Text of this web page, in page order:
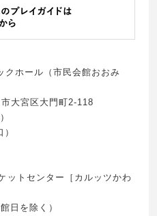
クホール（市民会館おおみ
大宮区大門町2-118
ットセンター［カルッツかわ
日を除く）